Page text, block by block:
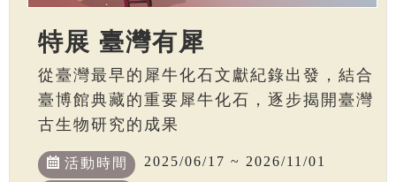
特展 臺灣有犀
從臺灣最早的犀牛化石文獻紀錄出發，結合
臺博館典藏的重要犀牛化石，逐步揭開臺灣
古生物研究的成果
活動時間 2025/06/17 ~ 2026/11/01